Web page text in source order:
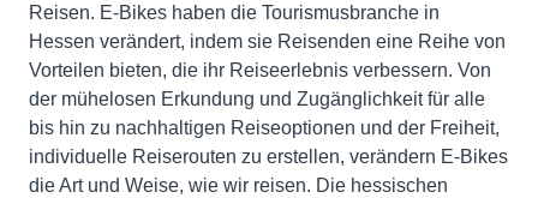
Reisen. E-Bikes haben die Tourismusbranche in
Hessen verändert, indem sie Reisenden eine Reihe von
Vorteilen bieten, die ihr Reiseerlebnis verbessern. Von
der mühelosen Erkundung und Zugänglichkeit für alle
bis hin zu nachhaltigen Reiseoptionen und der Freiheit,
individuelle Reiserouten zu erstellen, verändern E-Bikes
die Art und Weise, wie wir reisen. Die hessischen